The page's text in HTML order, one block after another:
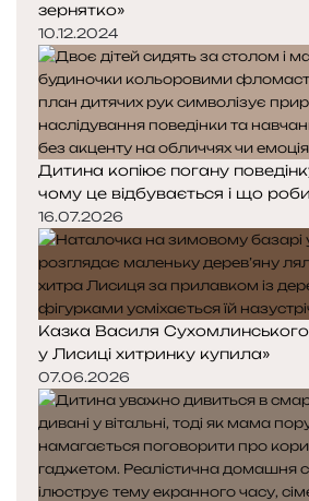
зернятко»
10.12.2024
Дитина копіює погану
чому це відбувається і що
16.07.2026
Казка Василя
у Лисиці хитринку купила»
07.06.2026